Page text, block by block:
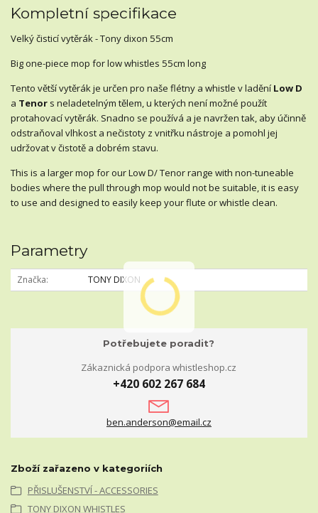
Kompletní specifikace
Velký čisticí vytěrák - Tony dixon 55cm
Big one-piece mop for low whistles 55cm long
Tento větší vytěrák je určen pro naše flétny a whistle v ladění Low D
a Tenor s neladetelným tělem, u kterých není možné použít
protahovací vytěrák. Snadno se používá a je navržen tak, aby účinně
odstraňoval vlhkost a nečistoty z vnitřku nástroje a pomohl jej
udržovat v čistotě a dobrém stavu.
This is a larger mop for our Low D/ Tenor range with non-tuneable
bodies where the pull through mop would not be suitable, it is easy
to use and designed to easily keep your flute or whistle clean.
Parametry
Značka TONY DIXON
Potřebujete poradit?
Zákaznická podpora whistleshop.cz
+420 602 267 684
ben.anderson@email.cz
Zboží zařazeno v kategoriích
PŘISLUŠENSTVÍ - ACCESSORIES
TONY DIXON WHISTLES